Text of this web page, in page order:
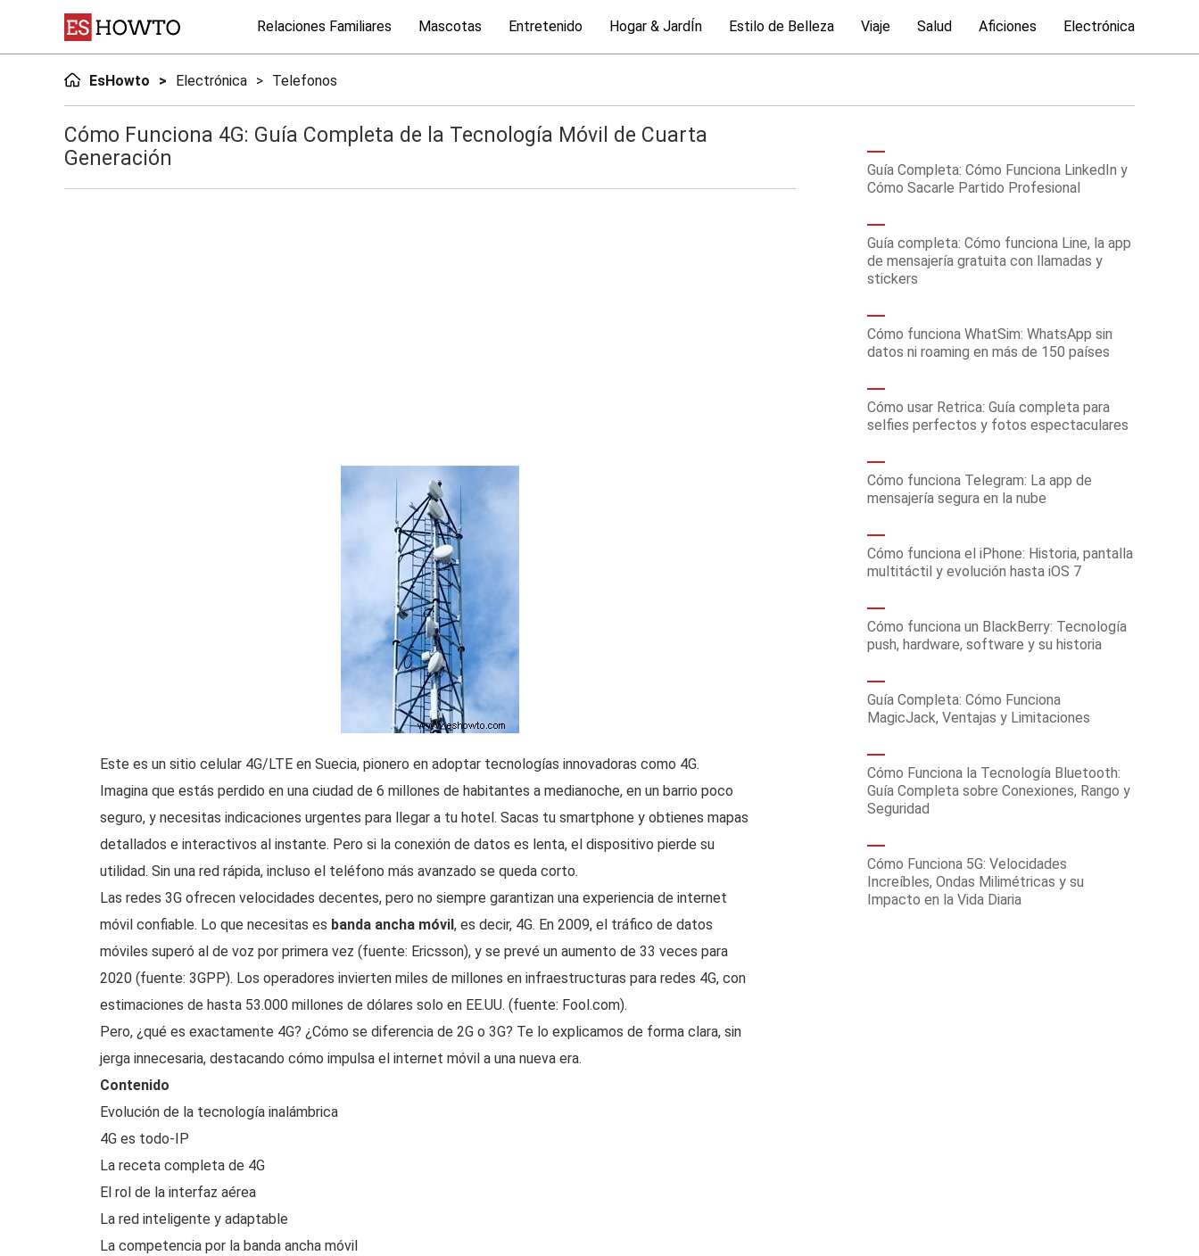
Relaciones Familiares Mascotas Entretenido Hogar & JardÍn Estilo de Belleza Viaje Salud Aficiones Electrónica
EsHowto Electrónica Telefonos
Cómo Funciona 4G: Guía Completa de la Tecnología Móvil de Cuarta
Generación
Este es un sitio celular 4G/LTE en Suecia, pionero en adoptar tecnologías innovadoras como 4G.
Imagina que estás perdido en una ciudad de 6 millones de habitantes a medianoche, en un barrio poco
seguro, y necesitas indicaciones urgentes para llegar a tu hotel. Sacas tu smartphone y obtienes mapas
detallados e interactivos al instante. Pero si la conexión de datos es lenta, el dispositivo pierde su
utilidad. Sin una red rápida, incluso el teléfono más avanzado se queda corto.
Las redes 3G ofrecen velocidades decentes, pero no siempre garantizan una experiencia de internet
móvil confiable. Lo que necesitas es banda ancha móvil, es decir, 4G. En 2009, el tráfico de datos
móviles superó al de voz por primera vez (fuente: Ericsson), y se prevé un aumento de 33 veces para
2020 (fuente: 3GPP). Los operadores invierten miles de millones en infraestructuras para redes 4G, con
estimaciones de hasta 53.000 millones de dólares solo en EE.UU. (fuente: Fool.com).
Pero, ¿qué es exactamente 4G? ¿Cómo se diferencia de 2G o 3G? Te lo explicamos de forma clara, sin
jerga innecesaria, destacando cómo impulsa el internet móvil a una nueva era.
Contenido
Evolución de la tecnología inalámbrica
4G es todo-IP
La receta completa de 4G
El rol de la interfaz aérea
La red inteligente y adaptable
La competencia por la banda ancha móvil
Guía Completa: Cómo Funciona LinkedIn y
Cómo Sacarle Partido Profesional
Guía completa: Cómo funciona Line, la app
de mensajería gratuita con llamadas y
stickers
Cómo funciona WhatSim: WhatsApp sin
datos ni roaming en más de 150 países
Cómo usar Retrica: Guía completa para
selfies perfectos y fotos espectaculares
Cómo funciona Telegram: La app de
mensajería segura en la nube
Cómo funciona el iPhone: Historia, pantalla
multitáctil y evolución hasta iOS 7
Cómo funciona un BlackBerry: Tecnología
push, hardware, software y su historia
Guía Completa: Cómo Funciona
MagicJack, Ventajas y Limitaciones
Cómo Funciona la Tecnología Bluetooth:
Guía Completa sobre Conexiones, Rango y
Seguridad
Cómo Funciona 5G: Velocidades
Increíbles, Ondas Milimétricas y su
Impacto en la Vida Diaria